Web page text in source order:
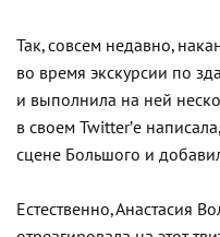
Так, совсем недавно,
во время экскурсии по
и выполнила на ней
в своем Twitter’е
сцене Большого и
Естественно, Анастасия